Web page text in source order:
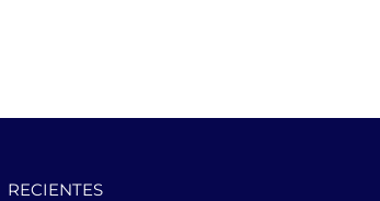
RECIENTES